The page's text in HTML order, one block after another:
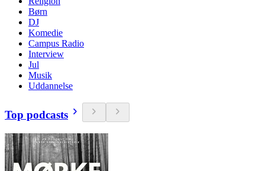
Børn
DJ
Komedie
Campus Radio
Interview
Jul
Musik
Uddannelse
Top podcasts